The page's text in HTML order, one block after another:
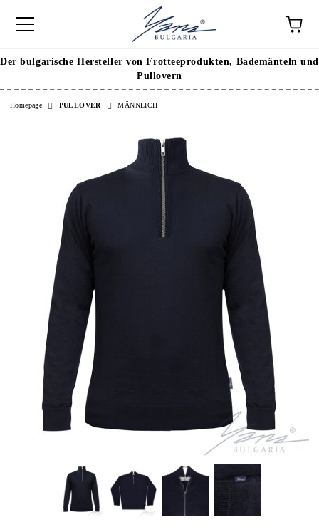
Der bulgarische Hersteller von Frotteeprodukten, Bademänteln und
Pullovern
Homepage PULLOVER МÄNNLICH